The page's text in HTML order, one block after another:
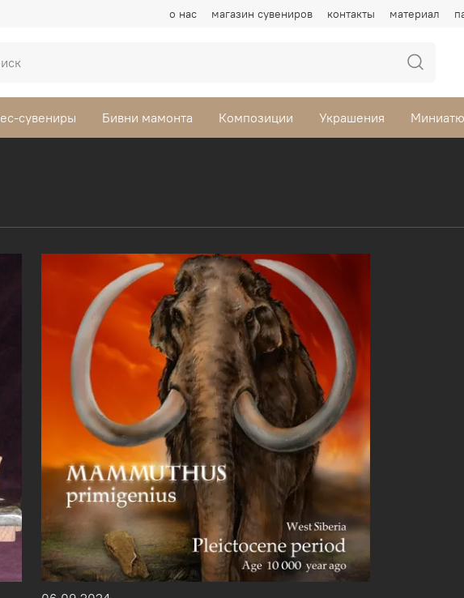
о нас магазин сувениров контакты материал
сувениры Бивни мамонта Композиции Украшения